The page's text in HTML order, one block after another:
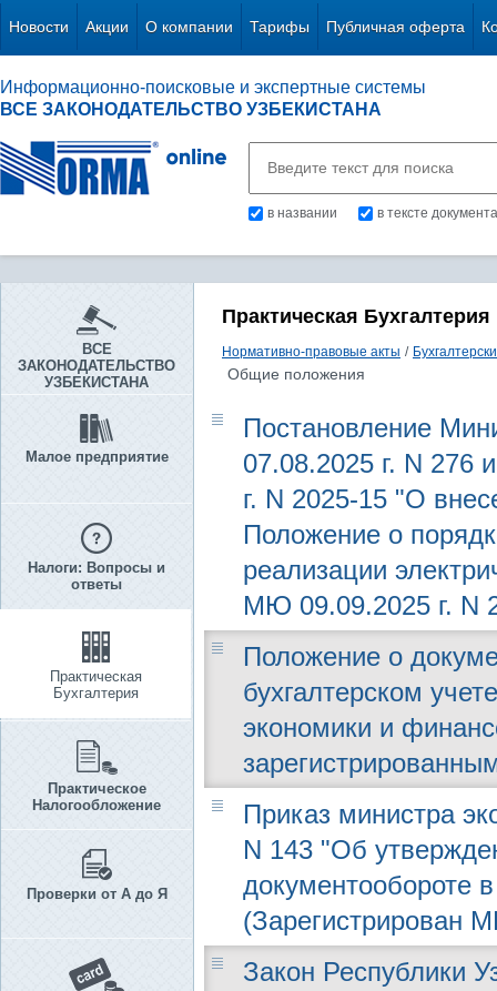
Новости Акции О компании Тарифы Публичная оферта
Информационно-поисковые и экспертные системы
ВСЕ ЗАКОНОДАТЕЛЬСТВО УЗБЕКИСТАНА
в названии в тексте документа
ВСЕ
ЗАКОНОДАТЕЛЬСТВО
УЗБЕКИСТАНА
Малое предприятие
Налоги: Вопросы и
ответы
Практическая
Бухгалтерия
Практическое
Налогообложение
Проверки от А до Я
Практическая Бухгалтерия
Нормативно-правовые акты /
Общие положения
Постановление
07.08.2025 г. N 276
г. N 2025-15 "О
Положение о
реализации
МЮ 09.09.2025 г. N
Положение о
бухгалтерском
экономики и
Приказ министра
N 143 "Об
документообороте
(Зарегистрирован
Закон Республики